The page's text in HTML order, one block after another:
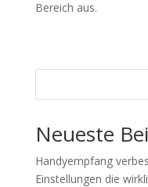
Bereich aus.
Neueste
Handyempfang
Einstellungen die